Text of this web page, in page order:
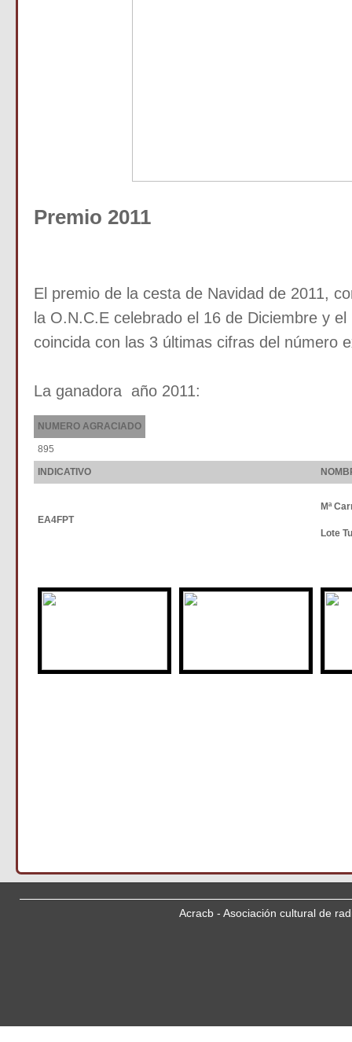
Premio 2011
El premio de la cesta de Navidad de 2011,
la O.N.C.E celebrado el 16 de Diciembre y
coincida con las 3 últimas cifras del número
La ganadora año 2011:
NUMERO AGRACIADO
895
INDICATIVO
EA4FPT
Mª
Lote
Acracb - Asociación cultural de